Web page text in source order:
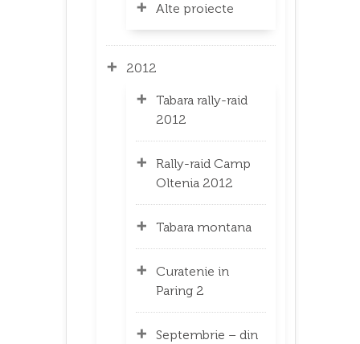
Alte proiecte
2012
Tabara rally-raid
2012
Rally-raid Camp
Oltenia 2012
Tabara montana
Curatenie in
Paring 2
Septembrie – din